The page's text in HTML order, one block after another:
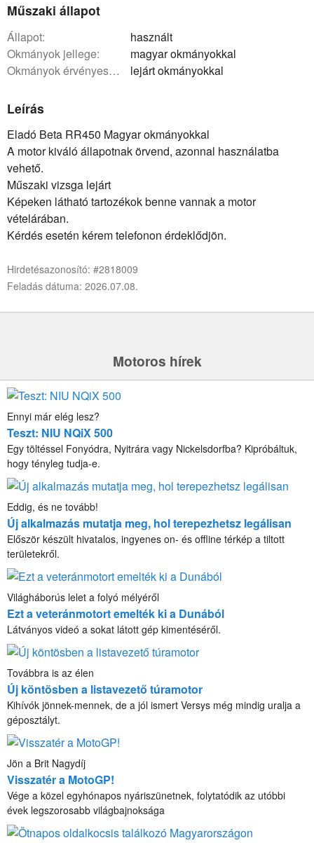
Műszaki állapot
állapot:
használt
okmányok jellege:
magyar okmányokkal
okmányok érvényessége:
lejárt okmányokkal
Leírás
Eladó Beta RR450 Magyar okmányokkal
A motor kiváló állapotnak örvend, azonnal használatba
vehető.
Műszaki vizsga lejárt
Képeken látható tartozékok benne vannak a motor
vételárában.
Kérdés esetén kérem telefonon érdeklődjön.
Hirdetésazonosító: #2818009
Feladás dátuma: 2026.07.08.
Motoros hírek
Ennyi már elég lesz?
Teszt: NIU NQiX 500
Egy töltéssel Fonyódra, Nyitrára vagy Nickelsdorfba? Kipróbáltuk,
hogy tényleg tudja-e.
Eddig, és ne tovább!
Új alkalmazás mutatja meg, hol terepezhetsz legálisan
Először készült hivatalos, ingyenes on- és offline térkép a tiltott
területekről.
Világháborús lelet a folyó mélyéről
Ezt a veteránmotort emelték ki a Dunából
Látványos videó a sokat látott gép kimentéséről.
Továbbra is az élen
Új köntösben a listavezető túramotor
Kihívók jönnek-mennek, de a jól ismert Versys még mindig uralja a
géposztályt.
Jön a Brit Nagydíj
Visszatér a MotoGP!
Vége a közel egyhónapos nyáriszünetnek, folytatódik az utóbbi
évek legszorosabb világbajnoksága